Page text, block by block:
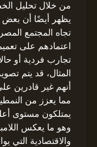
من خلال تحليل
يظهر أيضًا أن بعض
تجاه المجتمع
اعتمادهم على
تجارب فردية أو
المثال، قد يتم
أنهم غير قادرين
مما يعزز من
يمتلكون مستوى
وهو ما يعكس
والاقتصادية التي